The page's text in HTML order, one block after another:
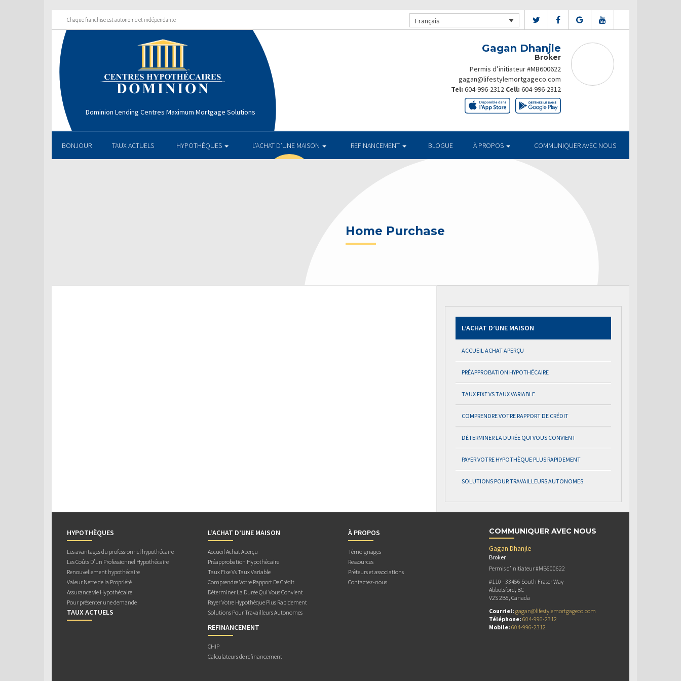
Chaque franchise est autonome et indépendante Français
Dominion Lending Centres Maximum Mortgage Solutions
Gagan Dhanjle
Broker
Permis d’initiateur #MB600622
gagan@lifestylemortgageco.com
Tel: 604-996-2312 Cell: 604-996-2312
BONJOUR TAUX ACTUELS HYPOTHÈQUES L’ACHAT D’UNE MAISON REFINANCEMENT BLOGUE À PROPOS COMMUNIQUER AVEC NOUS
Home Purchase
L’ACHAT D’UNE MAISON
ACCUEIL ACHAT APERÇU
PRÉAPPROBATION HYPOTHÉCAIRE
TAUX FIXE VS TAUX VARIABLE
COMPRENDRE VOTRE RAPPORT DE CRÉDIT
DÉTERMINER LA DURÉE QUI VOUS CONVIENT
PAYER VOTRE HYPOTHÈQUE PLUS RAPIDEMENT
SOLUTIONS POUR TRAVAILLEURS AUTONOMES
HYPOTHÈQUES
Les avantages du professionnel hypothécaire
Les Coûts D’un Professionnel Hypothécaire
Renouvellement hypothécaire
Valeur Nette de la Propriété
Assurance vie Hypothécaire
Pour présenter une demande
TAUX ACTUELS
L’ACHAT D’UNE MAISON
Accueil Achat Aperçu
Préapprobation Hypothécaire
Taux Fixe Vs Taux Variable
Comprendre Votre Rapport De Crédit
Déterminer La Durée Qui Vous Convient
Payer Votre Hypothèque Plus Rapidement
Solutions Pour Travailleurs Autonomes
REFINANCEMENT
CHIP
Calculateurs de refinancement
À PROPOS
Témoignages
Ressources
Prêteurs et associations
Contactez-nous
COMMUNIQUER AVEC NOUS
Gagan Dhanjle
Broker
Permis d’initiateur #MB600622
#110 - 33456 South Fraser Way
Abbotsford, BC
V2S 2B5, Canada
Courriel: gagan@lifestylemortgageco.com
Téléphone: 604-996-2312
Mobile: 604-996-2312